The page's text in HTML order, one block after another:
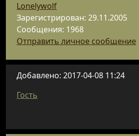
Lonelywolf
Зарегистрирован: 29.11.2005
Сообщения: 1968
Отправить личное сообщение
Добавлено: 2017-04-08 11:24
Гость